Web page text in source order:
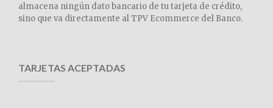
almacena ningún dato bancario de tu tarjeta de crédito,
sino que va directamente al TPV Ecommerce del Banco.
TARJETAS ACEPTADAS